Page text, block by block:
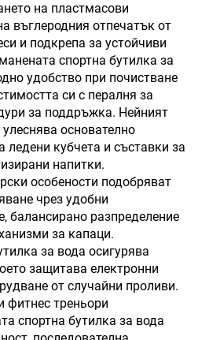
на пластмасови
въглеродния отпечатък от
и подкрепа за устойчиви
спортна бутилка за
удобство при почистване
си с пералня за
за поддръжка. Нейният
основателно
ледени кубчета и съставки за
напитки.
особености подобряват
чрез удобни
балансирано разпределение
за капаци.
за вода осигурява
защитава електронни
от случайни проливи.
фитнес треньори
спортна бутилка за вода